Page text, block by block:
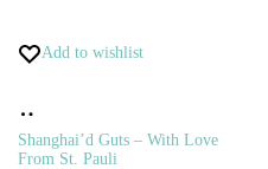
Add to wishlist
do
Shanghai’d Guts – With Love
From St. Pauli